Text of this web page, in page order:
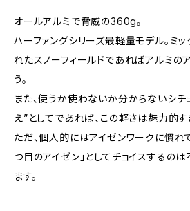
オールアルミで脅威の360g。
ハーファングシリーズ最軽量モデル。ミ
れたスノーフィールドであればアルミの
う。
また、使うか使わないか分からないシチ
え”としてであれば、この軽さは魅力的す
ただ、個人的にはアイゼンワークに慣れ
つ目のアイゼン」としてチョイスするの
ます。